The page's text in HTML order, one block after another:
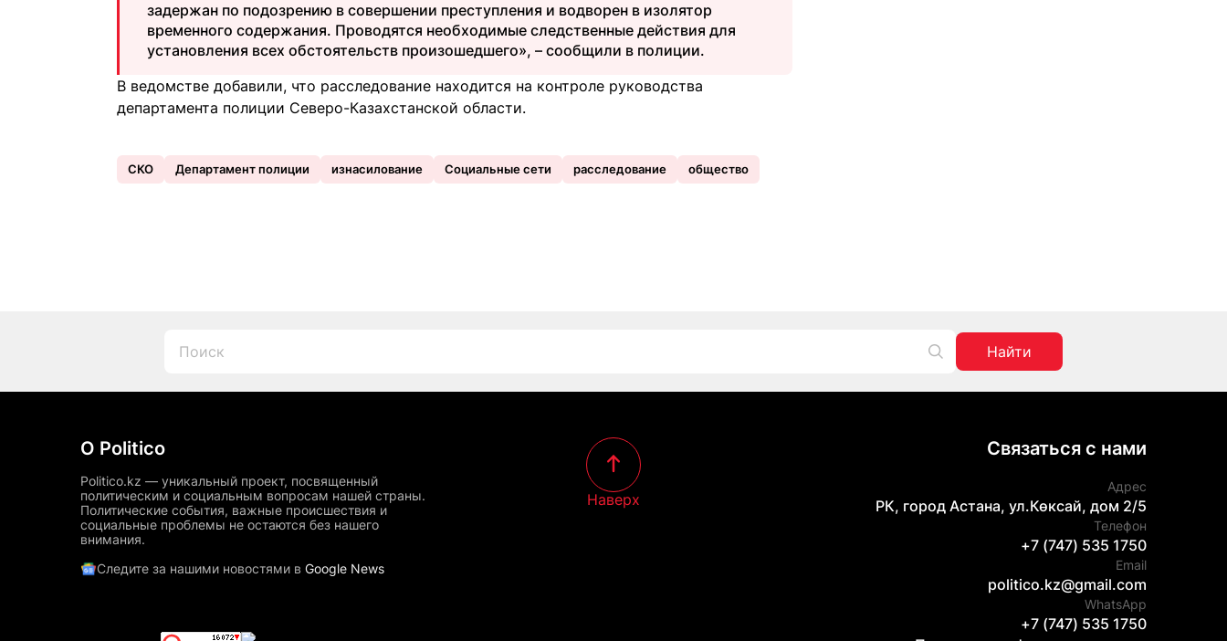
задержан по подозрению в совершении преступления и водворен в изолятор
временного содержания. Проводятся необходимые следственные действия для
установления всех обстоятельств произошедшего», – сообщили в полиции.
В ведомстве добавили, что расследование находится на контроле руководства
департамента полиции Северо-Казахстанской области.
СКО Департамент полиции изнасилование Социальные сети расследование общество
Найти
О Politico
Politico.kz — уникальный проект, посвященный
политическим и социальным вопросам нашей страны.
Политические события, важные происшествия и
социальные проблемы не остаются без нашего
внимания.
Следите за нашими новостями в Google News
Наверх
Связаться с нами
Адрес
РК, город Астана, ул.Көксай, дом 2/5
Телефон
+7 (747) 535 1750
Email
politico.kz@gmail.com
WhatsApp
+7 (747) 535 1750